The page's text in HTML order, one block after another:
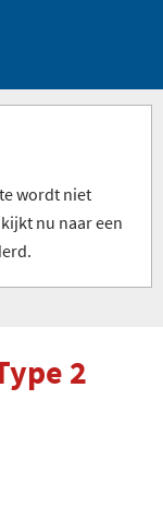
wordt niet
nu naar een
2